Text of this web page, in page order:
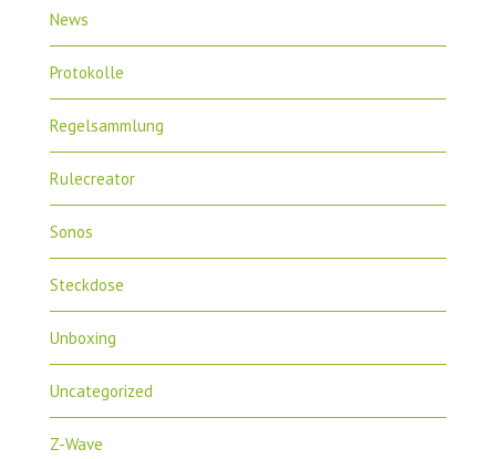
News
Protokolle
Regelsammlung
Rulecreator
Sonos
Steckdose
Unboxing
Uncategorized
Z-Wave